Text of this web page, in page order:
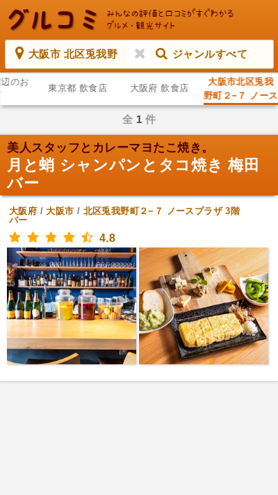
大阪市 北区兎我野 ジャンルすべて
のお
東京都 飲食店 大阪府 飲食店
大阪市北区兎我
野町２−７ ノース
プラザ 3階 ジャ
全 1 件
美人スタッフとカレーマヨたこ焼き。
月と蛸 シャンパンとタコ焼き 梅田
バー
大阪府 /大阪市 / 北区兎我野町２−７ ノースプラザ 3階
バー
4.8